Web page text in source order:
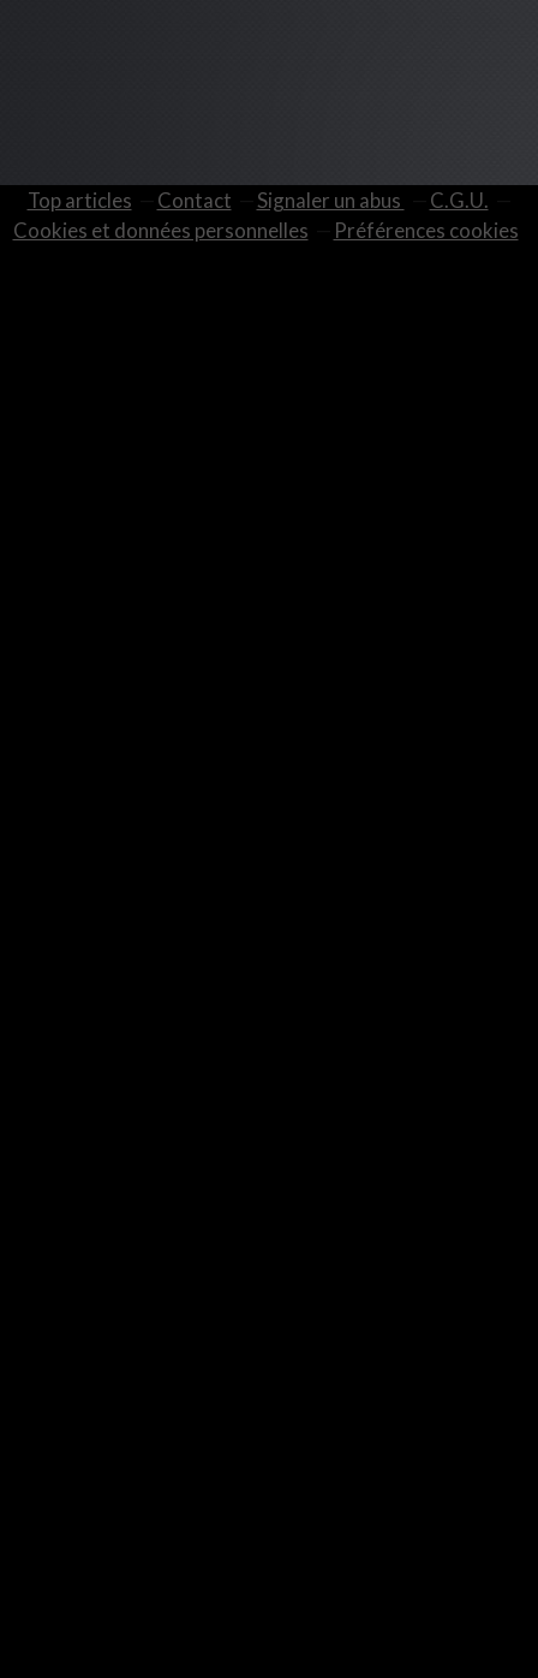
Top articles Contact Signaler un abus
C.G.U.
Cookies et données personnelles
Préférences cookies